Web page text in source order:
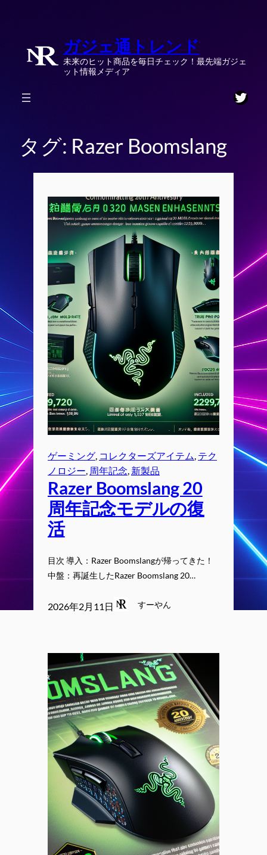
ガジェ通トレンド
未来のヒット商品を毎日チェック！最先端ガジェ
ット情報メディア
タグ: Razer Boomslang
ゲーミング, コレクターズアイテム, テク
ノロジー, 周年記念, 新製品
Razer Boomslang 20
周年記念モデルの復
活
目次 導入：Razer Boomslangが帰ってきた！
中盤：再誕生したRazer Boomslang 20…
2026年2月11日 すーやん